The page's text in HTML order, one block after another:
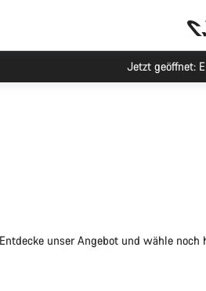
unser Angebot und wähle noch